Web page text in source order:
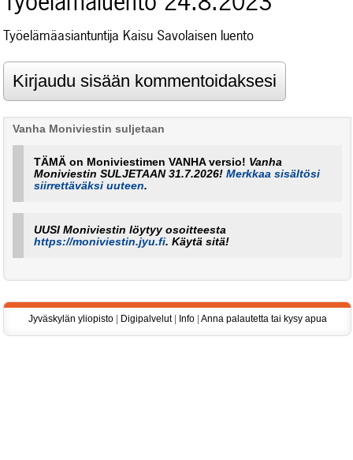
Työelämäasiantuntija Kaisu Savolaisen luento
Vanha Moniviestin suljetaan
TÄMÄ on Moniviestimen VANHA versio! Vanha
Moniviestin SULJETAAN 31.7.2026!Merkkaa sisältösi
siirrettäväksi uuteen.
UUSI Moniviestin löytyy osoitteesta
https://moniviestin.jyu.fi. Käytä sitä!
Jyväskylän yliopisto| Digipalvelut| Info| Anna palautetta tai kysy apua